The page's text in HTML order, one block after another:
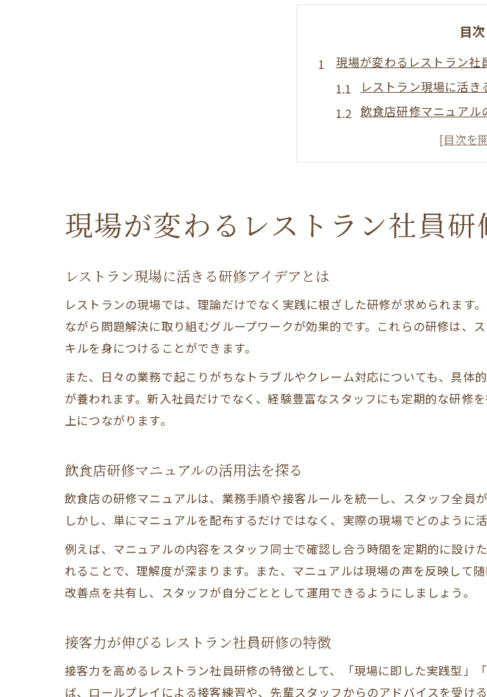
目次
現場が変わるレストラン社
レストラン現場に活き
飲食店研修マニュアル
接客力が伸びるレスト
レストラン研修内容改
接客技術向上に役立つ社員
レストランで身につく
飲食店員の成長を促す
現場で役立つ飲食店研
レストラン向きの研修
飲食店で必要な研修内
飲食店研修マニュアルを活
レストラン現場で使え
飲食店研修マニュアル
現場に合わせたマニュ
レストラン研修内容と
レストラン研修がチー
現場が変わるレストラン社員研
レストラン現場に活きる研修アイデアとは
レストランの現場では、理論だけでなく実践に根ざした研修が求められま
ながら問題解決に取り組むグループワークが効果的です。これらの研修は、
キルを身につけることができます。
また、日々の業務で起こりがちなトラブルやクレーム対応についても、具
が養われます。新入社員だけでなく、経験豊富なスタッフにも定期的な研修
上につながります。
飲食店研修マニュアルの活用法を探る
飲食店の研修マニュアルは、業務手順や接客ルールを統一し、スタッフ全員
しかし、単にマニュアルを配布するだけではなく、実際の現場でどのように
例えば、マニュアルの内容をスタッフ同士で確認し合う時間を定期的に設
れることで、理解度が深まります。また、マニュアルは現場の声を反映して
改善点を共有し、スタッフが自分ごととして運用できるようにしましょう。
接客力が伸びるレストラン社員研修の特徴
接客力を高めるレストラン社員研修の特徴として、「現場に即した実践型」
ば、ロールプレイによる接客練習や、先輩スタッフからのアドバイスを受け